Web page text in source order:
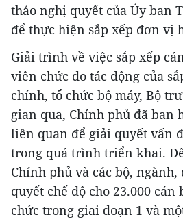
thảo nghị quyết của Ủy ban
để thực hiện sắp xếp đơn vị
Giải trình về việc sắp xếp
viên chức do tác động của
chính, tổ chức bộ máy, Bộ
gian qua, Chính phủ đã ban
liên quan để giải quyết vấn
trong quá trình triển khai.
Chính phủ và các bộ,
quyết chế độ cho 23.000 cán
chức trong giai đoạn 1 và